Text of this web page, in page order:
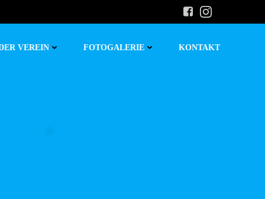
VEREIN FOTOGALERIE KONTAKT